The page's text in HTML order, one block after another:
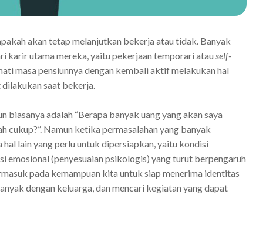
akan tetap melanjutkan bekerja atau tidak. Banyak
karir utama mereka, yaitu pekerjaan temporari atau self-
masa pensiunnya dengan kembali aktif melakukan hal
saat bekerja.
biasanya adalah “Berapa banyak uang yang akan saya
cukup?”. Namun ketika permasalahan yang banyak
lain yang perlu untuk dipersiapkan, yaitu kondisi
(penyesuaian psikologis) yang turut berpengaruh
pada kemampuan kita untuk siap menerima identitas
dengan keluarga, dan mencari kegiatan yang dapat